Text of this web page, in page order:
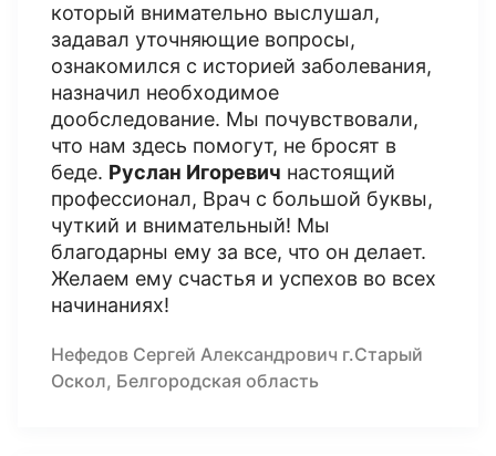
который внимательно выслушал,
задавал уточняющие вопросы,
ознакомился с историей заболевания,
назначил необходимое
дообследование. Мы почувствовали,
что нам здесь помогут, не бросят в
беде. Руслан Игоревич настоящий
профессионал, Врач с большой буквы,
чуткий и внимательный! Мы
благодарны ему за все, что он делает.
Желаем ему счастья и успехов во всех
начинаниях!
Нефедов Сергей Александрович г.Старый
Оскол, Белгородская область